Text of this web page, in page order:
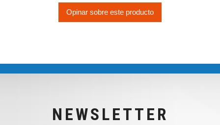
Opinar sobre este producto
NEWSLETTER